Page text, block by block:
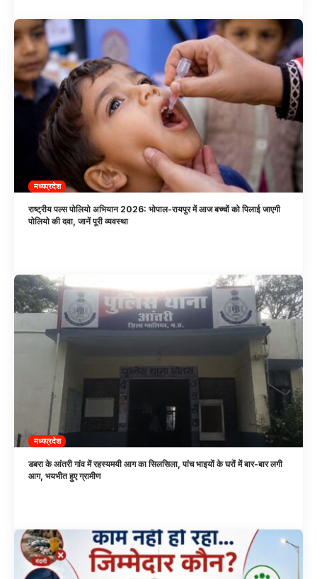
मध्यप्रदेश
राष्ट्रीय पल्स पोलियो अभियान 2026: भोपाल-रायपुर में आज बच्चों को पिलाई जाएगी
पोलियो की दवा, जानें पूरी व्यवस्था
मध्यप्रदेश
डबरा के आंतरी गांव में रहस्यमयी आग का सिलसिला, पांच भाइयों के घरों में बार-बार लगी
आग, भयभीत हुए ग्रामीण